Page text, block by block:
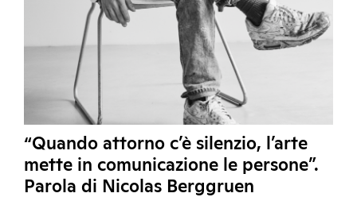
“Quando attorno c’è silenzio, l’arte
mette in comunicazione le persone”.
Parola di Nicolas Berggruen